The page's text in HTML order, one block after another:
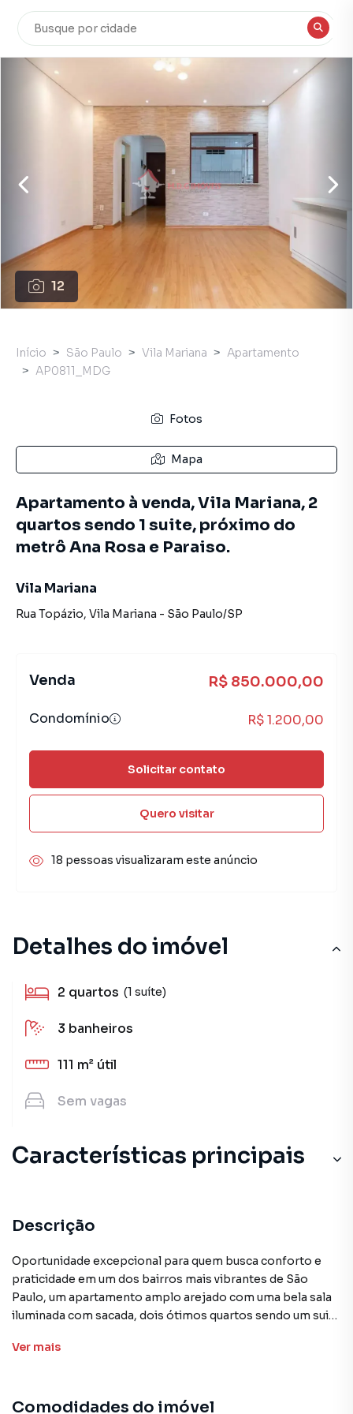
12
Detalhes do imóvel
2 quartos (1 suíte)
3 banheiros
111 m² útil
Sem vagas
Características principais
Descrição
Oportunidade excepcional para quem busca conforto e
praticidade em um dos bairros mais vibrantes de São
Paulo, um apartamento amplo arejado com uma bela sala
iluminada com sacada, dois ótimos quartos sendo um suite
armário área de serviço ampla com armário e banheiro
garantindo uma experiência de vida prática e agradável.
Ver mais
Comodidades do imóvel
Início São Paulo Vila Mariana
Apartamento
AP0811_MDG
Fotos
Mapa
Apartamento à venda, Vila Mariana, 2
quartos sendo 1 suite, próximo do
metrô Ana Rosa e Paraiso.
Vila Mariana
Rua Topázio, Vila Mariana - São Paulo/SP
Venda R$ 850.000,00
Condomínio R$ 1.200,00
Solicitar contato
Quero visitar
18 pessoas visualizaram este anúncio